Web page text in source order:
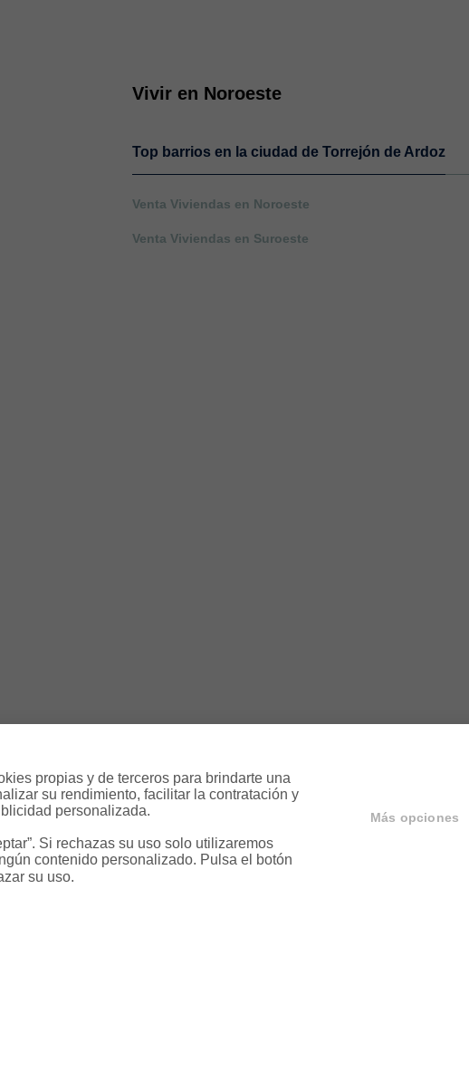
propias y de terceros para brindarte una
su rendimiento, facilitar la contratación y
personalizada.
Si rechazas su uso solo utilizaremos
contenido personalizado. Pulsa el botón
su uso.
Más opciones
Vivir en Noroeste
Top barrios en la ciudad de Torrejón de Ardoz
Venta Viviendas en Noroeste
Venta Viviendas en Suroeste